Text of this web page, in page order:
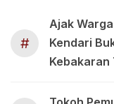
#
Ajak
Kendari
Kebakaran